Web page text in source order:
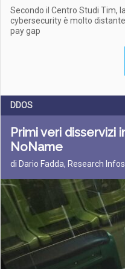
Secondo il Centro Studi Tim,
cybersecurity è molto
pay gap
DDOS
Primi veri disservizi
NoName
di Dario Fadda, Research